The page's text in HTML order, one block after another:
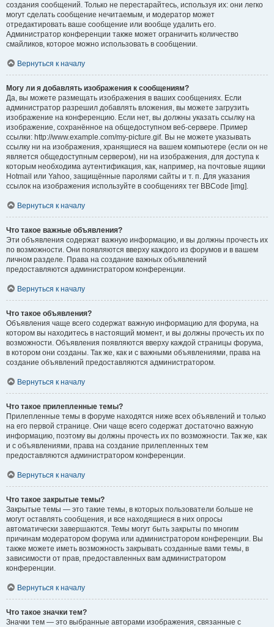
создания сообщений. Только не перестарайтесь, используя их: они легко
могут сделать сообщение нечитаемым, и модератор может
отредактировать ваше сообщение или вообще удалить его.
Администратор конференции также может ограничить количество
смайликов, которое можно использовать в сообщении.
Вернуться к началу
Могу ли я добавлять изображения к сообщениям?
Да, вы можете размещать изображения в ваших сообщениях. Если
администратор разрешил добавлять вложения, вы можете загрузить
изображение на конференцию. Если нет, вы должны указать ссылку на
изображение, сохранённое на общедоступном веб-сервере. Пример
ссылки: http://www.example.com/my-picture.gif. Вы не можете указывать
ссылку ни на изображения, хранящиеся на вашем компьютере (если он не
является общедоступным сервером), ни на изображения, для доступа к
которым необходима аутентификация, как, например, на почтовые ящики
Hotmail или Yahoo, защищённые паролями сайты и т. п. Для указания
ссылок на изображения используйте в сообщениях тег BBCode [img].
Вернуться к началу
Что такое важные объявления?
Эти объявления содержат важную информацию, и вы должны прочесть их
по возможности. Они появляются вверху каждого из форумов и в вашем
личном разделе. Права на создание важных объявлений
предоставляются администратором конференции.
Вернуться к началу
Что такое объявления?
Объявления чаще всего содержат важную информацию для форума, на
котором вы находитесь в настоящий момент, и вы должны прочесть их по
возможности. Объявления появляются вверху каждой страницы форума,
в котором они созданы. Так же, как и с важными объявлениями, права на
создание объявлений предоставляются администратором.
Вернуться к началу
Что такое прилепленные темы?
Прилепленные темы в форуме находятся ниже всех объявлений и только
на его первой странице. Они чаще всего содержат достаточно важную
информацию, поэтому вы должны прочесть их по возможности. Так же, как
и с объявлениями, права на создание прилепленных тем
предоставляются администратором конференции.
Вернуться к началу
Что такое закрытые темы?
Закрытые темы — это такие темы, в которых пользователи больше не
могут оставлять сообщения, и все находящиеся в них опросы
автоматически завершаются. Темы могут быть закрыты по многим
причинам модератором форума или администратором конференции. Вы
также можете иметь возможность закрывать созданные вами темы, в
зависимости от прав, предоставленных вам администратором
конференции.
Вернуться к началу
Что такое значки тем?
Значки тем — это выбранные авторами изображения, связанные с